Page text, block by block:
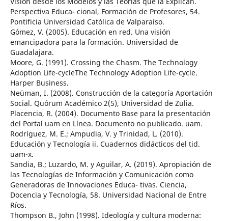
Perspectiva Educa- cional, Formación de Profesores, 54.
Pontificia Universidad Católica de Valparaíso.
Gómez, V. (2005). Educación en red. Una visión
emancipadora para la formación. Universidad de
Guadalajara.
Moore, G. (1991). Crossing the Chasm. The Technology
Adoption Life-cycleThe Technology Adoption Life-cycle.
Harper Business.
Neüman, I. (2008). Construcción de la categoría Aportación
Social. Quórum Académico 2(5), Universidad de Zulia.
Placencia, R. (2004). Documento Base para la presentación
del Portal uam en Línea. Documento no publicado. uam.
Rodríguez, M. E.; Ampudia, V. y Trinidad, L. (2010).
Educación y Tecnología ii. Cuadernos didácticos del tid.
uam-x.
Sandia, B.; Luzardo, M. y Aguilar, A. (2019). Apropiación de
las Tecnologías de Información y Comunicación como
Generadoras de Innovaciones Educa- tivas. Ciencia,
Docencia y Tecnología, 58. Universidad Nacional de Entre
Ríos.
Thompson B., John (1998). Ideología y cultura moderna: